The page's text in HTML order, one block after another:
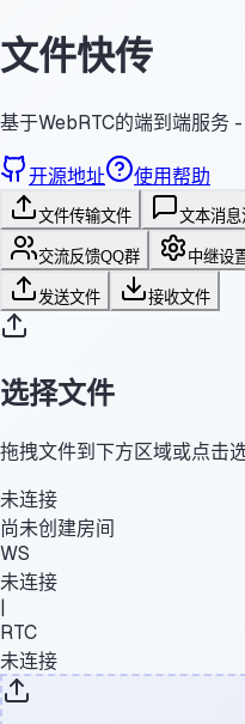
文件快传
基于WebRTC的端到端服务
开源地址 使用帮助
文件传输文件 文本消息
交流反馈QQ群 中继设
发送文件 接收文件
选择文件
拖拽文件到下方区域或点击
未连接
尚未创建房间
WS
未连接
|
RTC
未连接